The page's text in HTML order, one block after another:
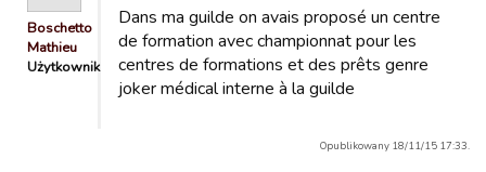
Boschetto
Mathieu
Użytkownik
Dans ma guilde on avais proposé un centre
de formation avec championnat pour les
centres de formations et des prêts genre
joker médical interne à la guilde
Opublikowany 18/11/15 17:33.